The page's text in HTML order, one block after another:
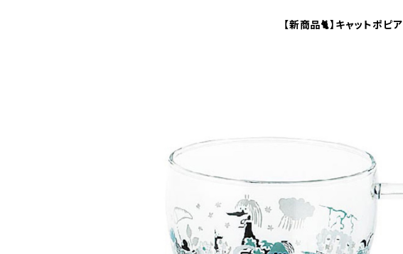
【新商品🐈】キャットポピア